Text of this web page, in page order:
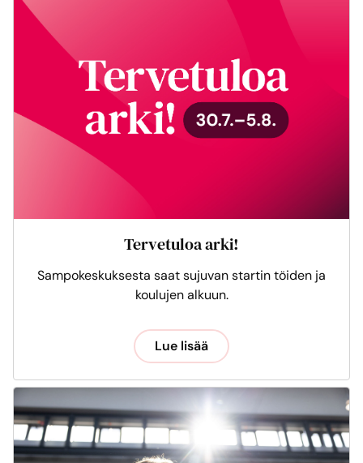
Tervetuloa arki!
Sampokeskuksesta saat sujuvan startin töiden ja
koulujen alkuun.
Lue lisää